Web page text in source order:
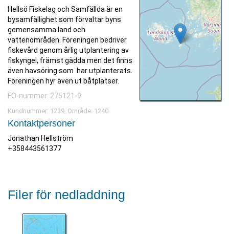
Hellsö Fiskelag och Samfällda är en
bysamfällighet som förvaltar byns
gemensamma land och
vattenområden. Föreningen bedriver
fiskevård genom årlig utplantering av
fiskyngel, främst gädda men det finns
även havsöring som har utplanterats.
Föreningen hyr även ut båtplatser.
FO-nummer: 275121-9
Kundnummer: 1239, Område: 1240.
Kontaktpersoner
Jonathan Hellström
+358443561377
Filer för nedladdning